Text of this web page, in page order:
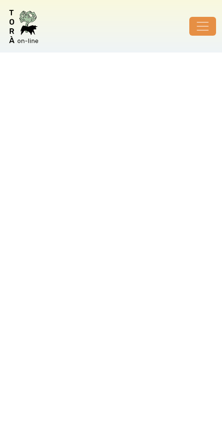
ID de foto no vàlid